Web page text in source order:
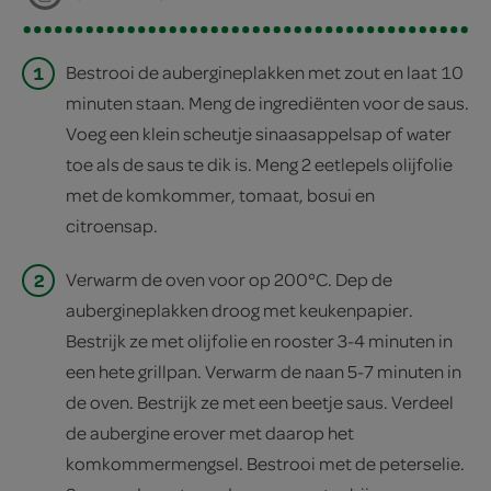
1
Bestrooi de aubergineplakken met zout en laat 10
minuten staan. Meng de ingrediënten voor de saus.
Voeg een klein scheutje sinaasappelsap of water
toe als de saus te dik is. Meng 2 eetlepels olijfolie
met de komkommer, tomaat, bosui en
citroensap.
2
Verwarm de oven voor op 200°C. Dep de
aubergineplakken droog met keukenpapier.
Bestrijk ze met olijfolie en rooster 3-4 minuten in
een hete grillpan. Verwarm de naan 5-7 minuten in
de oven. Bestrijk ze met een beetje saus. Verdeel
de aubergine erover met daarop het
komkommermengsel. Bestrooi met de peterselie.